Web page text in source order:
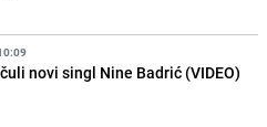
novi singl Nine Badrić (VIDEO)